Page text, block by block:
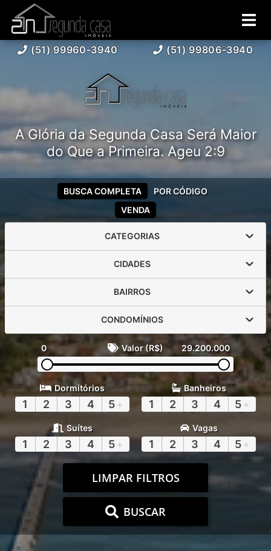
(51) 99960-3940 (51) 99806-3940
A Glória da Segunda Casa Será Maior
do Que a Primeira. Ageu 2:9
VENDA
BUSCA COMPLETA POR CÓDIGO
CATEGORIAS
CIDADES
BAIRROS
CONDOMÍNIOS
0 Valor (R$) 29.200.000
Dormitórios
1 2 3 4 5+
Banheiros
1 2 3 4 5+
Suítes
1 2 3 4 5+
Vagas
1 2 3 4 5+
LIMPAR FILTROS
BUSCAR